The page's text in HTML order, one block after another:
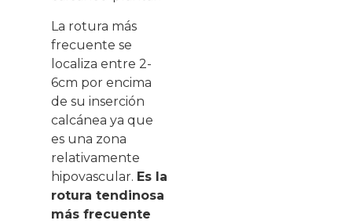
La rotura más
frecuente se
localiza entre 2-
6cm por encima
de su inserción
calcánea ya que
es una zona
relativamente
hipovascular. Es la
rotura tendinosa
más frecuente